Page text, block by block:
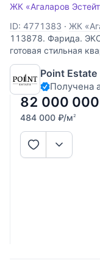
ЖК «Агаларов
ID: 4771383 · ЖК
113878. Фарида.
готовая стильная
малоквартирном
поселка "Agalarov
Новорижском
Point Estate
Получена
82 000 000
484 000 ₽/м2